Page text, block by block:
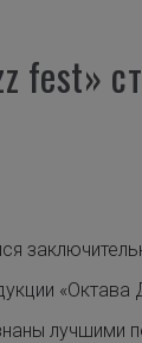
fest»
лучшими